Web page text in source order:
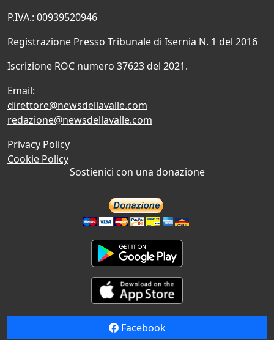
P.IVA.: 00939520946
Registrazione Presso Tribunale di Isernia N. 1 del 2016
Iscrizione ROC numero 37623 del 2021.
Email:
direttore@newsdellavalle.com
redazione@newsdellavalle.com
Privacy Policy
Cookie Policy
Sostienici con una donazione
Facebook